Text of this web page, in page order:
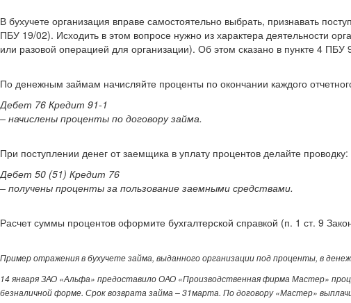
В бухучете организация вправе самостоятельно выбрать, признавать
ПБУ 19/02). Исходить в этом вопросе нужно из характера деятельности
или разовой операцией для организации). Об этом сказано в пункте 4
По денежным займам начисляйте проценты по окончании каждого
Дебет 76 Кредит 91-1
– начислены проценты по договору займа.
При поступлении денег от заемщика в уплату процентов делайте проводку:
Дебет 50 (51) Кредит 76
– получены проценты за пользование заемными средствами.
Расчет суммы процентов оформите бухгалтерской справкой (п. 1 ст. 9
Пример отражения в бухучете займа, выданного организации под проценты, в
14 января ЗАО «Альфа» предоставило ОАО «Производственная фирма Мастер»
безналичной форме. Срок возврата займа – 31марта. По договору «Мастер»